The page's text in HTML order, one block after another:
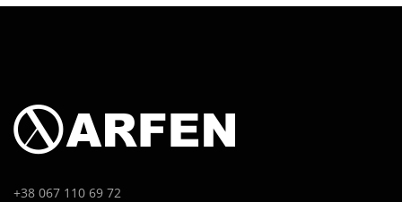
+38 067 110 69 72